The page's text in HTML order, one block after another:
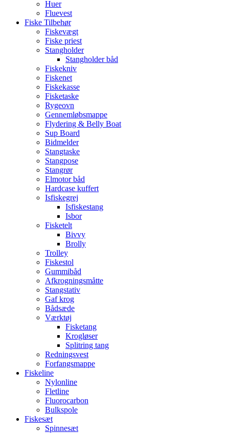
Huer
Fluevest
Fiske Tilbehør
Fiskevægt
Fiske priest
Stangholder
Stangholder båd
Fiskekniv
Fiskenet
Fiskekasse
Fisketaske
Rygeovn
Gennemløbsmappe
Flydering & Belly Boat
Sup Board
Bidmelder
Stangtaske
Stangpose
Stangrør
Elmotor båd
Hardcase kuffert
Isfiskegrej
Isfiskestang
Isbor
Fisketelt
Bivvy
Brolly
Trolley
Fiskestol
Gummibåd
Afkrogningsmåtte
Stangstativ
Gaf krog
Bådsæde
Værktøj
Fisketang
Krogløser
Splitring tang
Redningsvest
Forfangsmappe
Fiskeline
Nylonline
Fletline
Fluorocarbon
Bulkspole
Fiskesæt
Spinnesæt